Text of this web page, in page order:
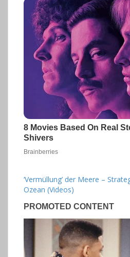
‘Vermüllung’ der Meere –
Ozean (Videos)